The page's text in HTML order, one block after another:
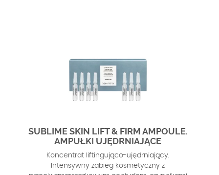
SUBLIME SKIN LIFT & FIRM AMPOULE.
AMPUŁKI UJĘDRNIAJĄCE
Koncentrat liftingująco-ujędrniający.
Intensywny zabieg kosmetyczny z